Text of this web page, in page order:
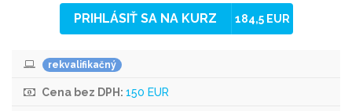
PRIHLÁSIŤ SA NA KURZ 184,5 EUR
rekvalifikačný
Cena bez DPH: 150 EUR